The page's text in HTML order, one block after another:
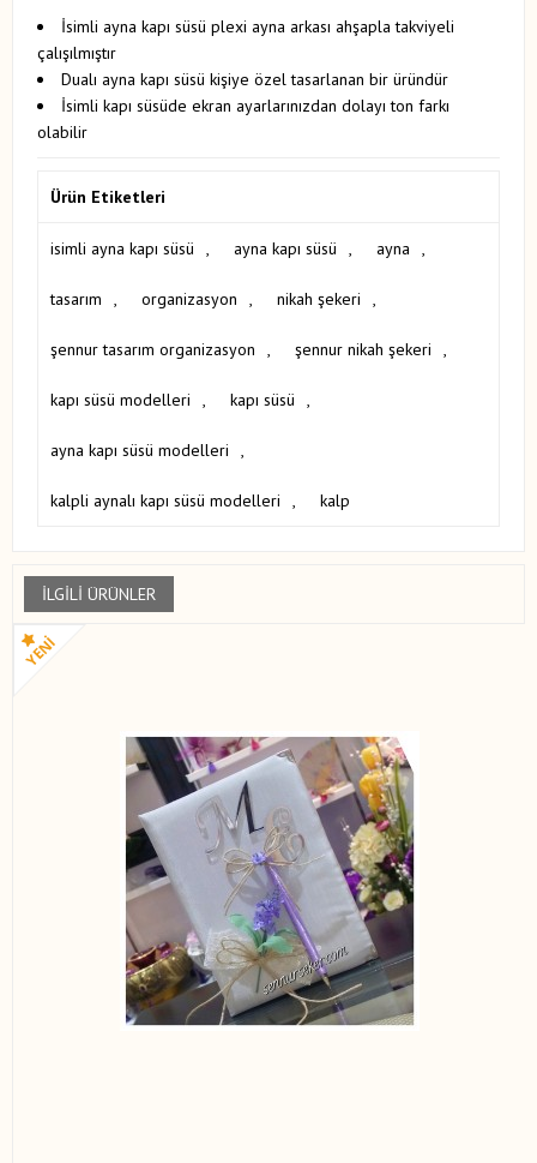
İsimli ayna kapı süsü plexi ayna arkası ahşapla takviyeli
çalışılmıştır
Dualı ayna kapı süsü kişiye özel tasarlanan bir üründür
İsimli kapı süsüde ekran ayarlarınızdan dolayı ton farkı
olabilir​
Ürün Etiketleri
isimli ayna kapı süsü , ayna kapı süsü , ayna ,
tasarım , organizasyon , nikah şekeri ,
şennur tasarım organizasyon , şennur nikah şekeri ,
kapı süsü modelleri , kapı süsü ,
ayna kapı süsü modelleri ,
kalpli aynalı kapı süsü modelleri , kalp
İLGILI ÜRÜNLER